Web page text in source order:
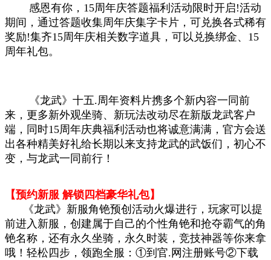
感恩有你，15周年庆答题福利活动限时开启!活动
期间，通过答题收集周年庆集字卡片，可兑换各式稀有
奖励!集齐15周年庆相关数字道具，可以兑换绑金、15
周年礼包。
《龙武》十五.周年资料片携多个新内容一同前
来，更多新外观坐骑、新玩法改动尽在新版龙武客户
端，同时15周年庆典福利活动也将诚意满满，官方会送
出各种精美好礼给长期以来支持龙武的武饭们，初心不
变，与龙武一同前行！
【预约新服 解锁四档豪华礼包】
《龙武》新服角铯预创活动火爆进行，玩家可以提
前进入新服，创建属于自己的个性角铯和抢夺霸气的角
铯名称，还有永久坐骑，永久时装，竞技神器等你来拿
哦！轻松四步，领跑全服：①到官.网注册账号②下载